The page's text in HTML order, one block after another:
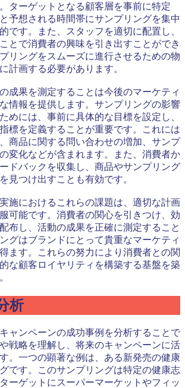
ターゲットとなる顧客層を事前に特定
予想される時間帯にサンプリングを集中
です。また、スタッフを適切に配置し、
とで消費者の興味を引き出すことができ
リングをスムーズに進行させるための物
計画する必要があります。
成果を測定することは今後のマーケティ
情報を提供します。サンプリングの影響
めには、事前に具体的な目標を設定し、
標を定義することが重要です。これには
商品に関する問い合わせの増加、サンプ
変化などが含まれます。また、消費者か
ドバックを収集し、商品やサンプリング
見つけ出すことも有効です。
施におけるこれらの課題は、適切な計画
可能です。消費者の関心を引きつけ、効
布し、活動の成果を正確に測定すること
グはブランドにとって貴重なマーケティ
ます。これらの努力により消費者との関
な顧客ロイヤリティを構築する基盤を築
析
ャンペーンの成功事例を分析することで
戦略を理解し、将来のキャンペーンに活
。一つの顕著な例は、ある新発売の健康
です。このサンプリングは特定の健康志
ーゲットにスーパーマーケットやフィッ